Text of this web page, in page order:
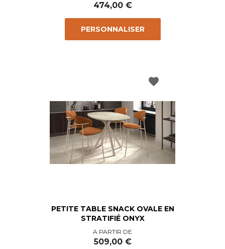
474,00 €
PERSONNALISER
PETITE TABLE SNACK OVALE EN
STRATIFIÉ ONYX
Prix
A PARTIR DE
509,00 €
favorite